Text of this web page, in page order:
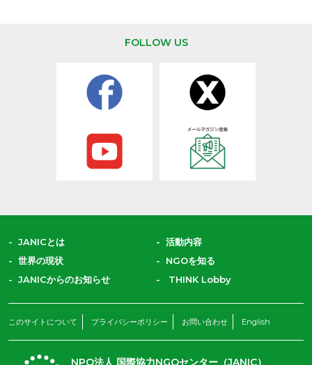
FOLLOW US
JANICとは
活動内容
世界の現状
NGOを知る
JANICからのお知らせ
THINK Lobby
このサイトについて プライバシーポリシー お問い合わせ English